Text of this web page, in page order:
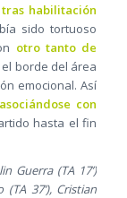
habilitación
sido tortuoso
otro tanto de
borde del área
emocional. Así
con
hasta el fin
Guerra (TA 17’)
(TA 37’), Cristian